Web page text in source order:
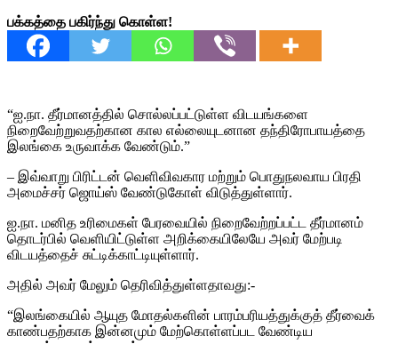
பக்கத்தை பகிர்ந்து கொள்ள!
“ஐ.நா. தீர்மானத்தில் சொல்லப்பட்டுள்ள விடயங்களை
நிறைவேற்றுவதற்கான கால எல்லையுடனான தந்திரோபாயத்தை
இலங்கை உருவாக்க வேண்டும்.”
– இவ்வாறு பிரிட்டன் வெளிவிவகார மற்றும் பொதுநலவாய பிரதி
அமைச்சர் ஜொய்ஸ் வேண்டுகோள் விடுத்துள்ளார்.
ஐ.நா. மனித உரிமைகள் பேரவையில் நிறைவேற்றப்பட்ட தீர்மானம்
தொடர்பில் வெளியிட்டுள்ள அறிக்கையிலேயே அவர் மேற்படி
விடயத்தைச் சுட்டிக்காட்டியுள்ளார்.
அதில் அவர் மேலும் தெரிவித்துள்ளதாவது:-
“இலங்கையில் ஆயுத மோதல்களின் பாரம்பரியத்துக்குத் தீர்வைக்
காண்பதற்காக இன்னமும் மேற்கொள்ளப்பட வேண்டிய